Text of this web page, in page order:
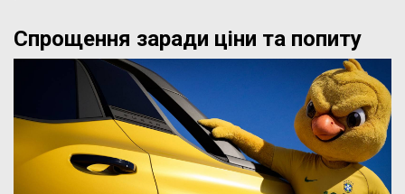
Спрощення заради ціни та попиту